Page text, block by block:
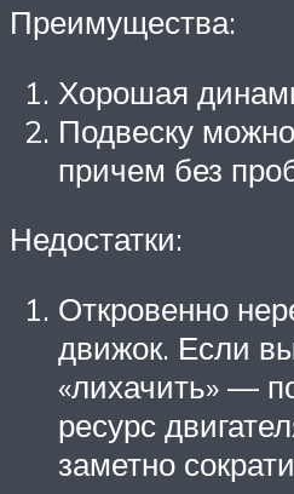
Преимущества:
Хорошая
Подвеску
причем без
Недостатки:
Откровенно
движок. Если
«лихачить» —
ресурс
заметно